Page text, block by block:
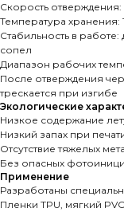
Скорость
Температура хранения:
Стабильность в
сопел
Диапазон рабочих
После отверждения
трескается при изгибе
Экологические
Низкое содержание
Низкий запах при
Отсутствие тяжелых
Без опасных
Применение
Разработаны
Пленки TPU, мягкий